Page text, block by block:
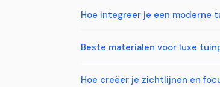
Hoe integreer je een moderne
Beste materialen voor luxe
Hoe creëer je zichtlijnen en